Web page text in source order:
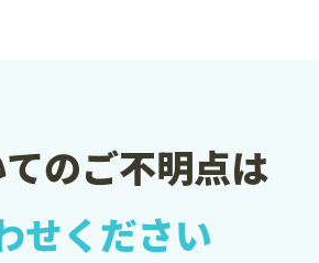
のご不明点は
せください